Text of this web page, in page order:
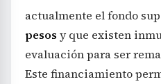
actualmente el fondo
pesos y que existen
evaluación para ser
Este financiamiento